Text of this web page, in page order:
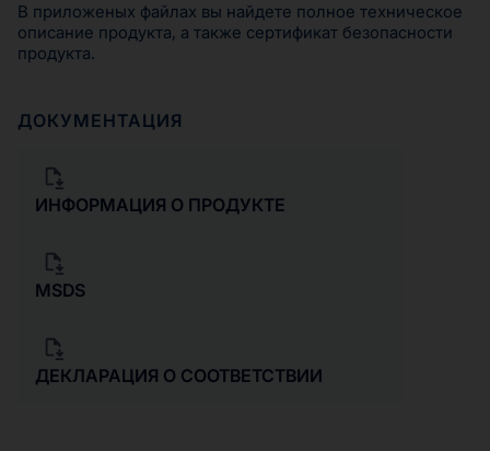
В приложеных файлах вы найдете полное техническое
описание продукта, а также сертификат безопасности
продукта.
ДОКУМЕНТАЦИЯ
ИНФОРМАЦИЯ О ПРОДУКТЕ
MSDS
ДЕКЛАРАЦИЯ О СООТВЕТСТВИИ